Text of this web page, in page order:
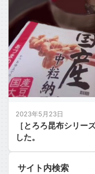
2023年5月23日
［とろろ昆布シリー
した。
サイト内検索